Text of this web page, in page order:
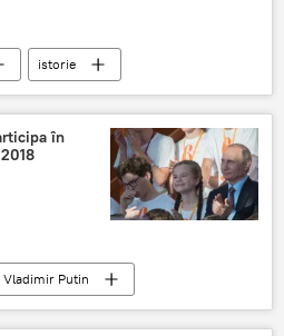
istorie
Britanie a ieșit din UE
în
Vladimir Putin